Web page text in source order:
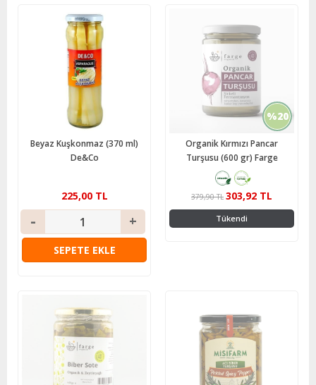
Beyaz Kuşkonmaz (370 ml)
De&Co
225,00 TL
SEPETE EKLE
%20
Organik Kırmızı Pancar
Turşusu (600 gr) Farge
303,92 TL
379,90 TL
Tükendi